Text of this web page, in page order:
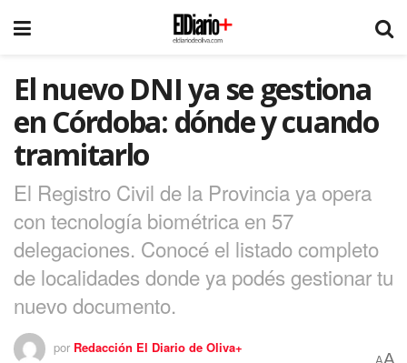
El nuevo DNI ya se gestiona
en Córdoba: dónde y cuando
tramitarlo
El Registro Civil de la Provincia ya opera
con tecnología biométrica en 57
delegaciones. Conocé el listado completo
de localidades donde ya podés gestionar tu
nuevo documento.
por Redacción El Diario de Oliva+
A